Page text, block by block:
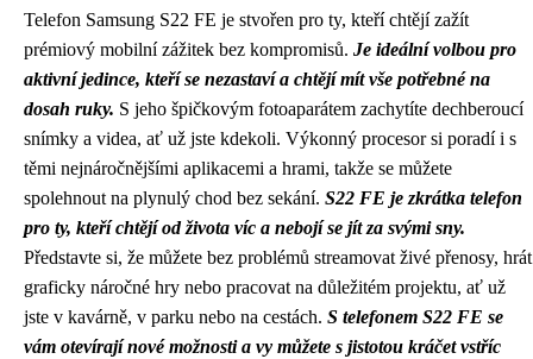
Telefon Samsung S22 FE je stvořen pro ty, kteří chtějí zažít
prémiový mobilní zážitek bez kompromisů. Je ideální volbou pro
aktivní jedince, kteří se nezastaví a chtějí mít vše potřebné na
dosah ruky. S jeho špičkovým fotoaparátem zachytíte dechberoucí
snímky a videa, ať už jste kdekoli. Výkonný procesor si poradí i s
těmi nejnáročnějšími aplikacemi a hrami, takže se můžete
spolehnout na plynulý chod bez sekání. S22 FE je zkrátka telefon
pro ty, kteří chtějí od života víc a nebojí se jít za svými sny.
Představte si, že můžete bez problémů streamovat živé přenosy, hrát
graficky náročné hry nebo pracovat na důležitém projektu, ať už
jste v kavárně, v parku nebo na cestách. S telefonem S22 FE se
vám otevírají nové možnosti a vy můžete s jistotou kráčet vstříc